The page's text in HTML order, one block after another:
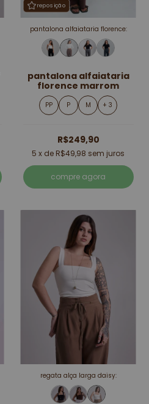
reposição
pantalona alfaiataria florence:
pantalona alfaiataria
florence marrom
PP P M + 3
R$249,90
5 x de R$49,98 sem juros
compre agora
regata alça larga daisy: